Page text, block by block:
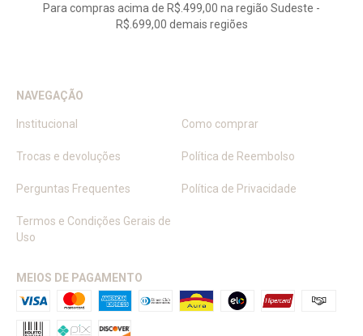
Para compras acima de R$.499,00 na região Sudeste -
R$.699,00 demais regiões
NAVEGAÇÃO
Institucional Como comprar
Trocas e devoluções Política de Reembolso
Perguntas Frequentes Política de Privacidade
Termos e Condições Gerais de
Uso
MEIOS DE PAGAMENTO